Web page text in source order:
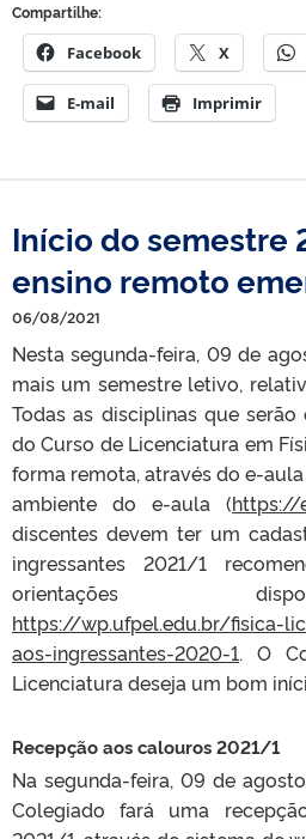
Compartilhe:
Facebook X
E-mail Imprimir
Início do semestre
ensino remoto
06/08/2021
Nesta segunda-feira, 09 de
mais um semestre letivo,
Todas as disciplinas que
do Curso de Licenciatura em
forma remota, através do e-aula
ambiente do e-aula (https://
discentes devem ter um
ingressantes 2021/1
orientações
https://wp.ufpel.edu.br/fisica-
aos-ingressantes-2020-1. O
Licenciatura deseja um bom
Recepção aos calouros 2021/1
Na segunda-feira, 09 de
Colegiado fará uma